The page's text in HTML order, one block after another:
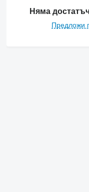
6620
6630
Няма
Предложи